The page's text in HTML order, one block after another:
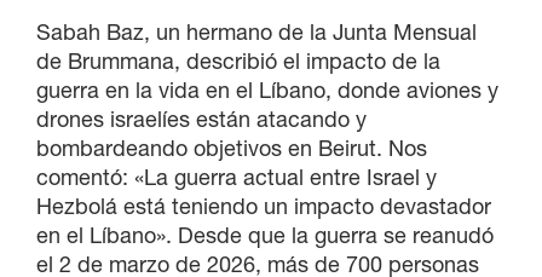
Sabah Baz, un hermano de la Junta Mensual
de Brummana, describió el impacto de la
guerra en la vida en el Líbano, donde aviones y
drones israelíes están atacando y
bombardeando objetivos en Beirut. Nos
comentó: «La guerra actual entre Israel y
Hezbolá está teniendo un impacto devastador
en el Líbano». Desde que la guerra se reanudó
el 2 de marzo de 2026, más de 700 personas